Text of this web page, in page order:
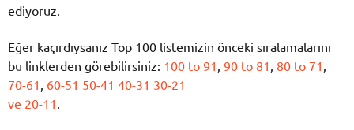
ediyoruz.
Eğer kaçırdıysanız Top 100 listemizin önceki sıralamalarını
bu linklerden görebilirsiniz: 100 to 91 90 to 81 80 to 71
70-61 60-51 50-41 40-31 30-21
ve 20-11